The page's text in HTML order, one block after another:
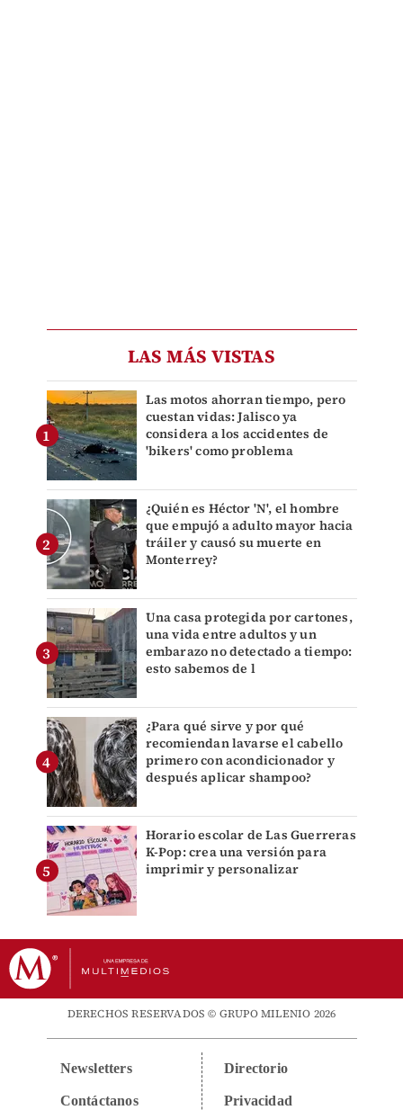
LAS MÁS VISTAS
Las motos ahorran tiempo, pero
cuestan vidas: Jalisco ya
considera a los accidentes de
'bikers' como problema
¿Quién es Héctor 'N', el hombre
que empujó a adulto mayor hacia
tráiler y causó su muerte en
Monterrey?
Una casa protegida por cartones,
una vida entre adultos y un
embarazo no detectado a tiempo:
esto sabemos de l
¿Para qué sirve y por qué
recomiendan lavarse el cabello
primero con acondicionador y
después aplicar shampoo?
Horario escolar de Las Guerreras
K-Pop: crea una versión para
imprimir y personalizar
DERECHOS RESERVADOS © GRUPO MILENIO 2026
Newsletters
Contáctanos
Directorio
Privacidad